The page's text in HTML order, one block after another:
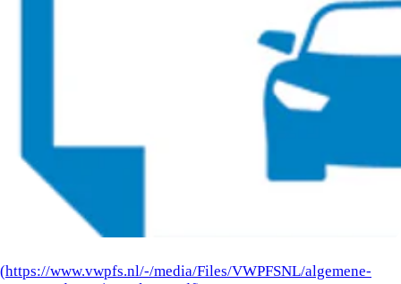
(https://www.vwpfs.nl/-/media/Files/VWPFSNL/algemene-